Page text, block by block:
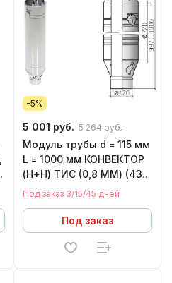
-5%
5 001 руб. 5 264 руб.
Модуль трубы d = 115 мм
L = 1000 мм КОНВЕКТОР
(Н+Н) ТИС (0,8 ММ) (430
СТАНДАРТ)
Под заказ 3/15/45 дней
Под заказ